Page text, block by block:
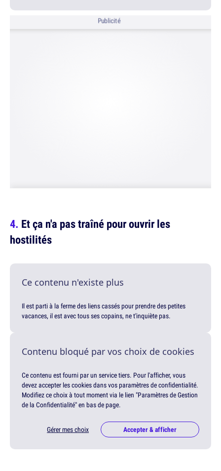
Publicité
Et ça n'a pas traîné pour ouvrir les
hostilités
Ce contenu n'existe plus
Il est parti à la ferme des liens cassés pour prendre des petites
vacances, il est avec tous ses copains, ne t'inquiète pas.
Contenu bloqué par vos choix de cookies
Ce contenu est fourni par un service tiers. Pour l'afficher, vous
devez accepter les cookies dans vos paramètres de confidentialité.
Modifiez ce choix à tout moment via le lien "Paramètres de Gestion
de la Confidentialité" en bas de page.
Gérer mes choix Accepter & afficher